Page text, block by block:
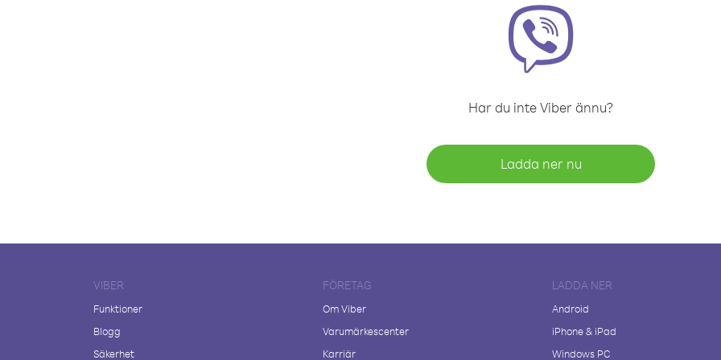
Har du inte Viber ännu?
Ladda ner nu
VIBER
Funktioner
Blogg
Säkerhet
FÖRETAG
Om Viber
Varumärkescenter
Karriär
LADDA NER
Android
iPhone & iPad
Windows PC